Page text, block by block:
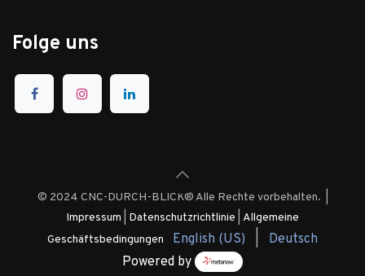
Folge uns
© 2024 CNC-DURCH-BLICK® Alle Rechte vorbehalten. |
Impressum
Datenschutzrichtlinie Allgemeine
Geschäftsbedingungen
English (US)
Deutsch
Powered by